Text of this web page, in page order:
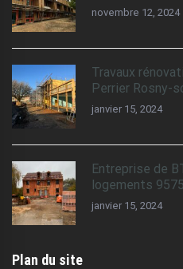
novembre 12, 2024
Travaux
Perrier Rosny-
janvier 15, 2024
Entreprise de
logements
janvier 15, 2024
Plan du site